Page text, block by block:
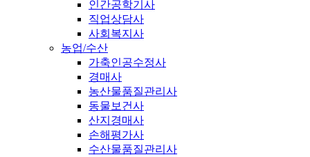
인간공학기사
직업상담사
사회복지사
농업/수산
가축인공수정사
경매사
농산물품질관리사
동물보건사
산지경매사
손해평가사
수산물품질관리사